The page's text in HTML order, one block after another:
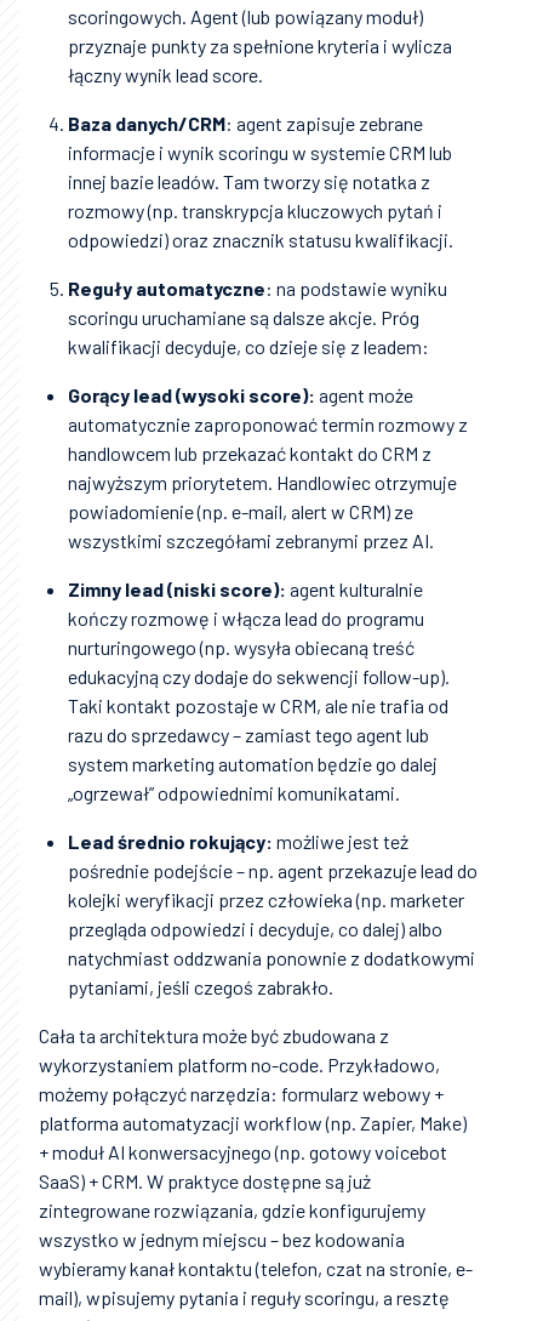
scoringowych. Agent (lub powiązany moduł)
przyznaje punkty za spełnione kryteria i wylicza
łączny wynik lead score.
Baza danych/CRM: agent zapisuje zebrane
informacje i wynik scoringu w systemie CRM lub
innej bazie leadów. Tam tworzy się notatka z
rozmowy (np. transkrypcja kluczowych pytań i
odpowiedzi) oraz znacznik statusu kwalifikacji.
Reguły automatyczne: na podstawie wyniku
scoringu uruchamiane są dalsze akcje. Próg
kwalifikacji decyduje, co dzieje się z leadem:
Gorący lead (wysoki score): agent może
automatycznie zaproponować termin rozmowy z
handlowcem lub przekazać kontakt do CRM z
najwyższym priorytetem. Handlowiec otrzymuje
powiadomienie (np. e-mail, alert w CRM) ze
wszystkimi szczegółami zebranymi przez AI.
Zimny lead (niski score): agent kulturalnie
kończy rozmowę i włącza lead do programu
nurturingowego (np. wysyła obiecaną treść
edukacyjną czy dodaje do sekwencji follow-up).
Taki kontakt pozostaje w CRM, ale nie trafia od
razu do sprzedawcy – zamiast tego agent lub
system marketing automation będzie go dalej
„ogrzewał” odpowiednimi komunikatami.
Lead średnio rokujący: możliwe jest też
pośrednie podejście – np. agent przekazuje lead do
kolejki weryfikacji przez człowieka (np. marketer
przegląda odpowiedzi i decyduje, co dalej) albo
natychmiast oddzwania ponownie z dodatkowymi
pytaniami, jeśli czegoś zabrakło.
Cała ta architektura może być zbudowana z
wykorzystaniem platform no-code. Przykładowo,
możemy połączyć narzędzia: formularz webowy +
platforma automatyzacji workflow (np. Zapier, Make)
+ moduł AI konwersacyjnego (np. gotowy voicebot
SaaS) + CRM. W praktyce dostępne są już
zintegrowane rozwiązania, gdzie konfigurujemy
wszystko w jednym miejscu – bez kodowania
wybieramy kanał kontaktu (telefon, czat na stronie, e-
mail), wpisujemy pytania i reguły scoringu, a resztę